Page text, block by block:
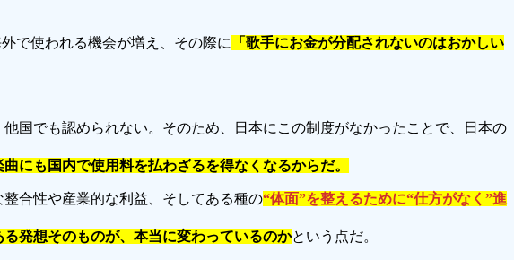
で使われる機会が増え、その際に
「歌手にお金が分配されないのはおかしい
国でも認められない。そのため、日本にこの制度がなかったことで、日本の
にも国内で使用料を払わざるを得なくなるからだ。
合性や産業的な利益、そしてある種の“体面”を整えるために“仕方がなく”進
る発想そのものが、本当に変わっているのかという点だ。